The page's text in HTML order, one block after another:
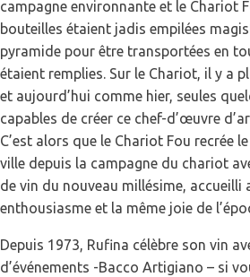
campagne environnante et le Chariot
bouteilles étaient jadis empilées
pyramide pour être transportées en
étaient remplies. Sur le Chariot, il y a
et aujourd’hui comme hier, seules
capables de créer ce chef-d’œuvre
C’est alors que le Chariot Fou recrée
ville depuis la campagne du chariot
de vin du nouveau millésime, accueilli
enthousiasme et la même joie de
Depuis 1973, Rufina célèbre son vin
d’événements -Bacco Artigiano – si